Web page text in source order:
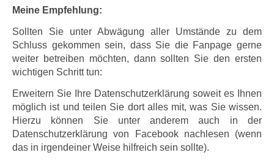
Meine Empfehlung:
Sollten Sie unter Abwägung aller Umstände zu dem
Schluss gekommen sein, dass Sie die Fanpage gerne
weiter betreiben möchten, dann sollten Sie den ersten
wichtigen Schritt tun:
Erweitern Sie Ihre Datenschutzerklärung soweit es Ihnen
möglich ist und teilen Sie dort alles mit, was Sie wissen.
Hierzu können Sie unter anderem auch in der
Datenschutzerklärung von Facebook nachlesen (wenn
das in irgendeiner Weise hilfreich sein sollte).